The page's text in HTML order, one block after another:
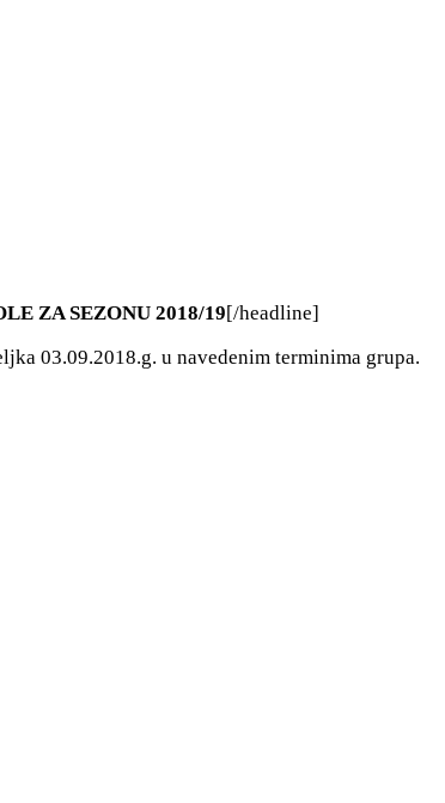
ZA SEZONU 2018/19[/headline]
03.09.2018.g. u navedenim terminima grupa.